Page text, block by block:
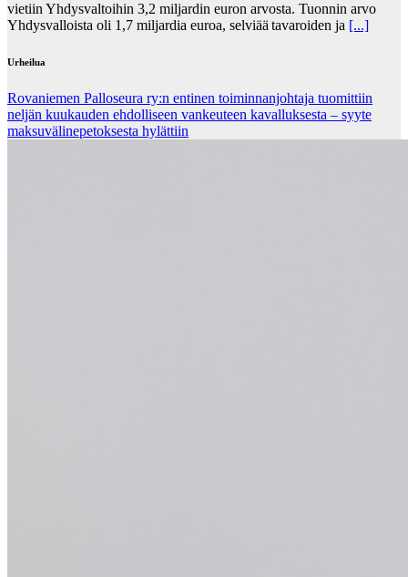
vietiin Yhdysvaltoihin 3,2 miljardin euron arvosta. Tuonnin arvo
Yhdysvalloista oli 1,7 miljardia euroa, selviää tavaroiden ja [...]
Urheilua
Rovaniemen Palloseura ry:n entinen toiminnanjohtaja tuo­mit­tiin
neljän kuu­kau­den eh­dol­li­seen van­keu­teen ka­val­luk­ses­ta – syyte
mak­su­vä­li­ne­pe­tok­ses­ta hy­lät­tiin